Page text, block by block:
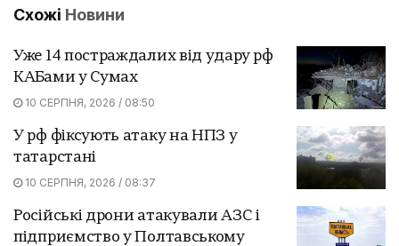
Схожі Новини
Уже 14 постраждалих від удару рф
КАБами у Сумах
10 СЕРПНЯ, 2026 / 08:50
У рф фіксують атаку на НПЗ у
татарстані
10 СЕРПНЯ, 2026 / 08:37
Російські дрони атакували АЗС і
підприємство у Полтавському